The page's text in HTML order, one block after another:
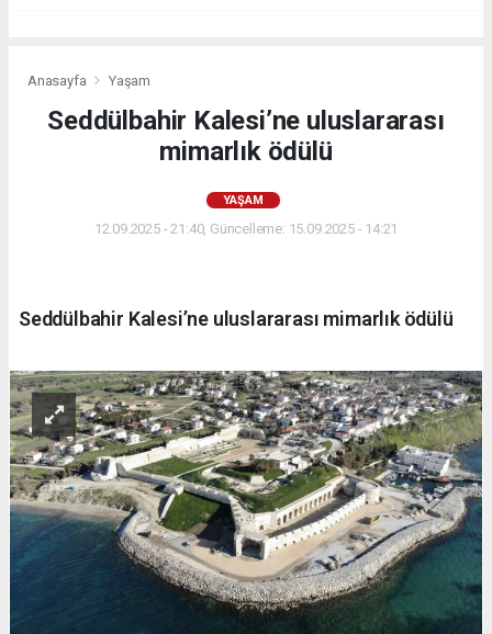
Anasayfa Yaşam
Seddülbahir Kalesi’ne uluslararası
mimarlık ödülü
YAŞAM
12.09.2025 - 21:40, Güncelleme: 15.09.2025 - 14:21
Seddülbahir Kalesi’ne uluslararası mimarlık ödülü